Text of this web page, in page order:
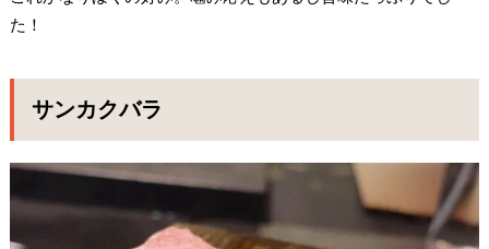
た！
サンカクバラ